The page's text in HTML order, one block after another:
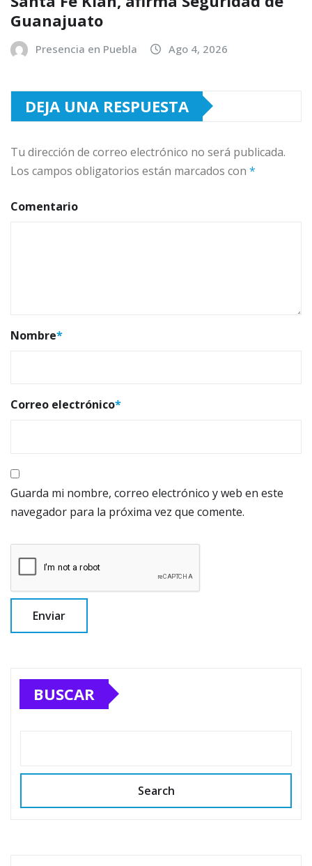
Guanajuato
Presencia en Puebla Ago 4, 2026
DEJA UNA RESPUESTA
Tu dirección de correo electrónico no será publicada.
Los campos obligatorios están marcados con *
Comentario
Nombre*
Correo electrónico*
Guarda mi nombre, correo electrónico y web en este
navegador para la próxima vez que comente.
BUSCAR
Search